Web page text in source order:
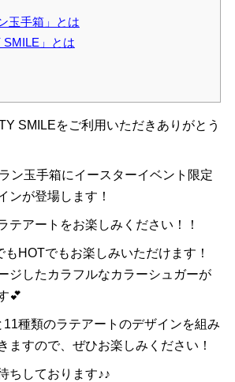
玉手箱」とは
」とは
SMILEをご利用いただきありがとう
ン玉手箱にイースターイベント限定
ンが登場します！
テアートをお楽しみください！！
HOTでもお楽しみいただけます！
ジしたカラフルなカラーシュガーが
💕
種類のラテアートのデザインを組み
ますので、ぜひお楽しみください！
ちしております♪♪